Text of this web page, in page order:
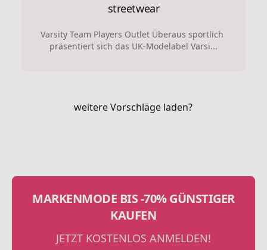
streetwear
Varsity Team Players Outlet Überaus sportlich
präsentiert sich das UK-Modelabel Varsi...
weitere Vorschläge laden?
MARKENMODE BIS -70% GÜNSTIGER
KAUFEN
JETZT KOSTENLOS ANMELDEN!